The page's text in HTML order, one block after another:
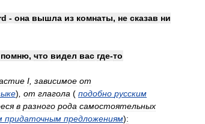
- она вышла из комнаты, не сказав ни
помню, что видел вас где-то
I зависимое от
) от глагола ( подобно русским
в разного рода самостоятельных
придаточным предложениям):